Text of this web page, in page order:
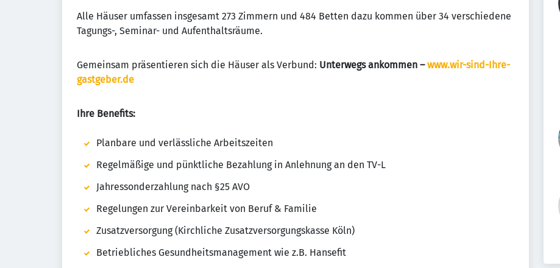
Alle Häuser umfassen insgesamt 273 Zimmern und 484 Betten dazu kommen über 34 verschiedene
Tagungs-, Seminar- und Aufenthaltsräume.
Gemeinsam präsentieren sich die Häuser als Verbund: Unterwegs ankommen –www.wir-sind-Ihre-
gastgeber.de
Ihre Benefits:
Planbare und verlässliche Arbeitszeiten
Regelmäßige und pünktliche Bezahlung in Anlehnung an den TV-L
Jahressonderzahlung nach §25 AVO
Regelungen zur Vereinbarkeit von Beruf & Familie
Zusatzversorgung (Kirchliche Zusatzversorgungskasse Köln)
Betriebliches Gesundheitsmanagement wie z.B. Hansefit